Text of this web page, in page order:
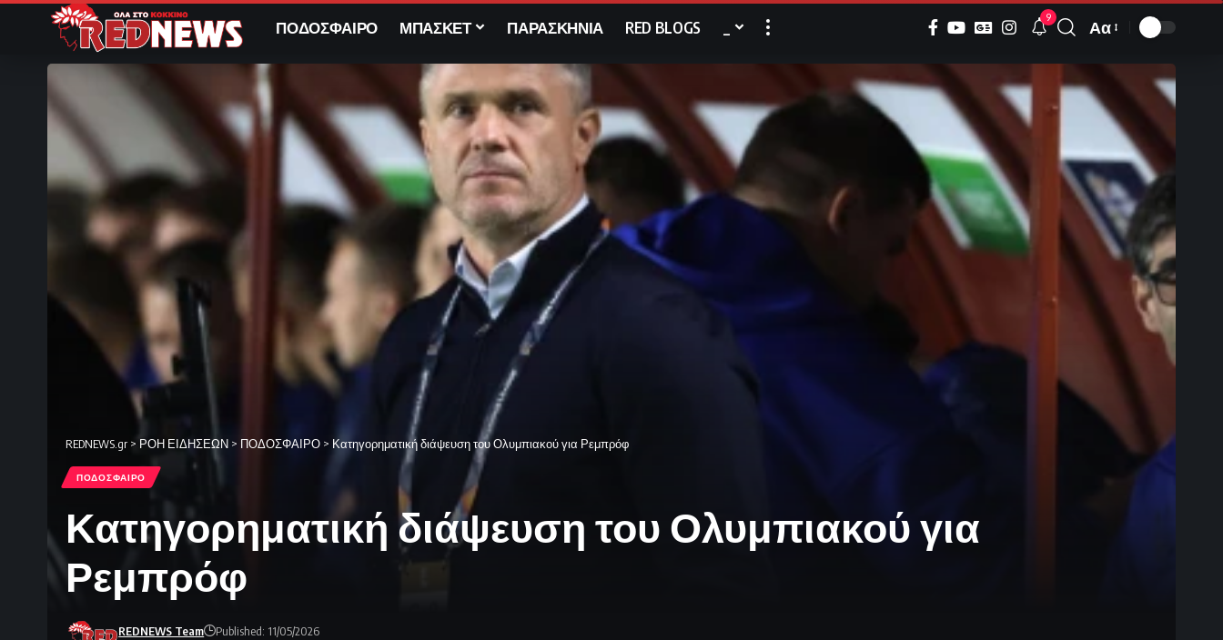
ΠΟΔΟΣΦΑΙΡΟ ΜΠΑΣΚΕΤ ΠΑΡΑΣΚΗΝΙΑ RED BLOGS 9
Font
Resizer
Αα
REDNEWS.gr > ΡΟΗ ΕΙΔΗΣΕΩΝ > ΠΟΔΟΣΦΑΙΡΟ > Κατηγορηματική διάψευση του Ολυμπιακού για Ρεμπρόφ
ΠΟΔΟΣΦΑΙΡΟ
Κατηγορηματική διάψευση του Ολυμπιακού για
Ρεμπρόφ
REDNEWS Team Published: 11/05/2026